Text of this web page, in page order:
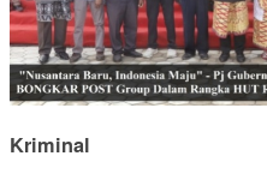
Kriminal